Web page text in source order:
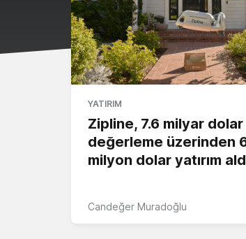
YATIRIM
Zipline, 7.6 milyar dolar
değerleme üzerinden
milyon dolar yatırım
Candeğer Muradoğlu